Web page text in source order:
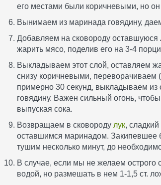
его местами были коричневыми, но
Вынимаем из маринада говядину,
Добавляем на сковороду
жарить мясо, поделив его на 3-4
Выкладываем этот слой, оставляем
снизу коричневыми,
примерно 30 секунд, выкладываем
говядину. Важен сильный огонь,
выпуская сока.
Возвращаем в сковороду лук,
оставшимся маринадом. Закипевшее
тушим несколько минут, до
В случае, если мы не желаем острого
водой, но размешать в нем 1-1,5 ст.